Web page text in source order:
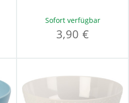
Sofort verfügbar
3,90 €